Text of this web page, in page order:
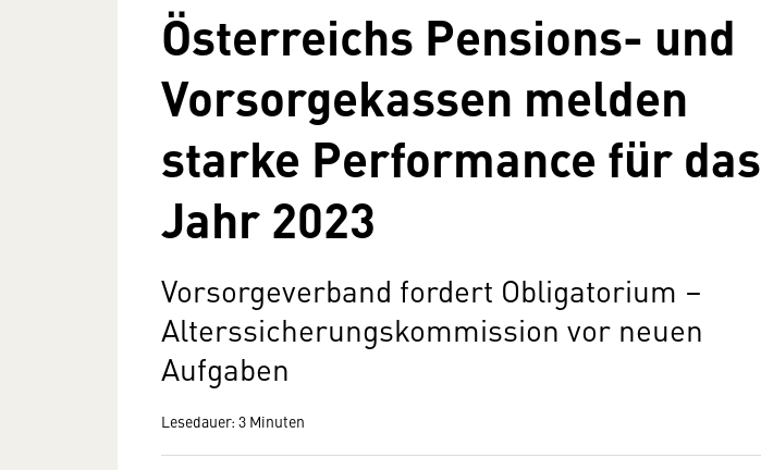
Österreichs Pensions- und
Vorsorgekassen melden
starke Performance für das
Jahr 2023
Vorsorgeverband fordert Obligatorium –
Alterssicherungskommission vor neuen
Aufgaben
Lesedauer: 3 Minuten